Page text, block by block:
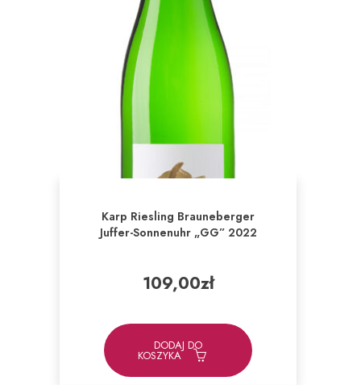
Karp Riesling Brauneberger
Juffer-Sonnenuhr „GG” 2022
109,00zł
DODAJ DO
KOSZYKA